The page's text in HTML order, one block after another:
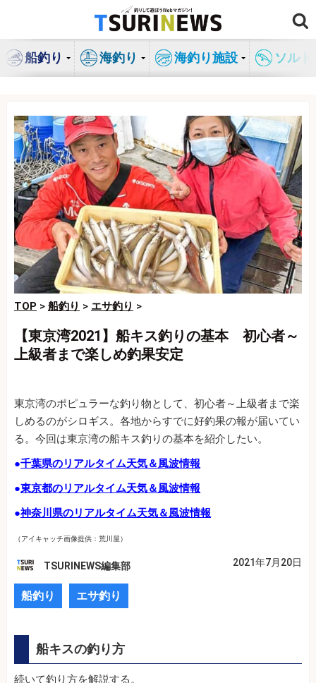
ン
船釣り 海釣り 海釣り施設 ソル
TOP > 船釣り > エサ釣り >
【東京湾2021】船キス釣りの基本 初心者～
上級者まで楽しめ釣果安定
東京湾のポピュラーな釣り物として、初心者～上級者まで楽
しめるのがシロギス。各地からすでに好釣果の報が届いてい
る。今回は東京湾の船キス釣りの基本を紹介したい。
●千葉県のリアルタイム天気＆風波情報
●東京都のリアルタイム天気＆風波情報
●神奈川県のリアルタイム天気＆風波情報
（アイキャッチ画像提供：荒川屋）
TSURINEWS編集部 2021年7月20日
船釣り エサ釣り
船キスの釣り方
続いて釣り方を解説する。